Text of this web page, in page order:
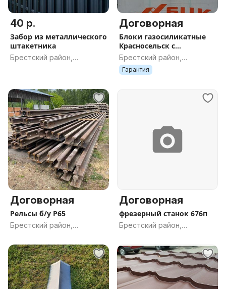
40 р.
Забор из металлического
штакетника
Брестский район,
Договорная
Блоки газосиликатные
Красносельск с
доставкой
Брестский район,
Брестская обл.
Гарантия
Договорная
Рельсы б/у Р65
Брестский район,
Договорная
фрезерный станок 676п
Брестский район,